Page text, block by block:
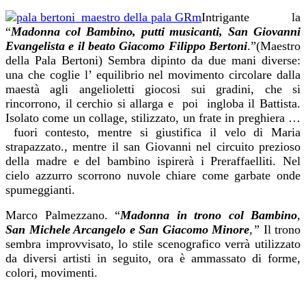
Intrigante la
“Madonna col Bambino, putti musicanti, San Giovanni
Evangelista e il beato Giacomo Filippo Bertoni.”(Maestro
della Pala Bertoni) Sembra dipinto da due mani diverse:
una che coglie l’ equilibrio nel movimento circolare dalla
maestà agli angelioletti giocosi sui gradini, che si
rincorrono, il cerchio si allarga e poi ingloba il Battista.
Isolato come un collage, stilizzato, un frate in preghiera …
fuori contesto, mentre si giustifica il velo di Maria
strapazzato., mentre il san Giovanni nel circuito prezioso
della madre e del bambino ispirerà i Preraffaelliti. Nel
cielo azzurro scorrono nuvole chiare come garbate onde
spumeggianti.
Marco Palmezzano. “Madonna in trono col Bambino,
San Michele Arcangelo e San Giacomo Minore,” Il trono
sembra improvvisato, lo stile scenografico verrà utilizzato
da diversi artisti in seguito, ora è ammassato di forme,
colori, movimenti.